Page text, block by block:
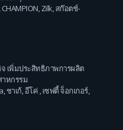
CHAMPION,Zilk,สก๊อตช์-
เพิ่มประสิทธิภาพการผลิต
หกรรม
,ชาเก้,อีโค่ ,เซฟตี้ จ็อกเกอร์,